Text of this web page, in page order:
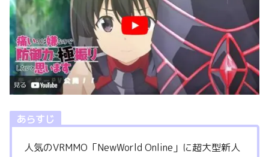
あらすじ
人気のVRMMO「NewWorld Online」に超大型新人